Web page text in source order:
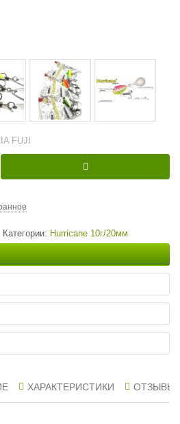
FUJI
Категории: Hurricane 10г/20мм
ХАРАКТЕРИСТИКИ ОТЗЫВЫ